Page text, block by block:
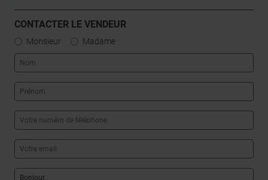
CONTACTER LE VENDEUR
Monsieur Madame